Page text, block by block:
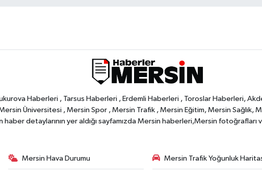
Haberleri , Tarsus Haberleri , Erdemli Haberleri , Toroslar Haberleri,
Üniversitesi , Mersin Spor , Mersin Trafik , Mersin Eğitim, Mersin Sağlık,
haber detaylarının yer aldığı sayfamızda Mersin haberleri,Mersin fotoğrafları
Mersin Hava Durumu Mersin Trafik Yoğunluk